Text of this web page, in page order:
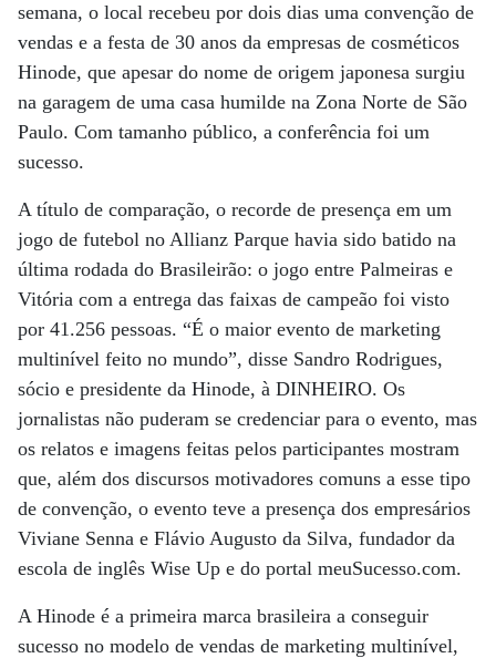
semana, o local recebeu por dois dias uma convenção de
vendas e a festa de 30 anos da empresas de cosméticos
Hinode, que apesar do nome de origem japonesa surgiu
na garagem de uma casa humilde na Zona Norte de São
Paulo. Com tamanho público, a conferência foi um
sucesso.
A título de comparação, o recorde de presença em um
jogo de futebol no Allianz Parque havia sido batido na
última rodada do Brasileirão: o jogo entre Palmeiras e
Vitória com a entrega das faixas de campeão foi visto
por 41.256 pessoas. “É o maior evento de marketing
multinível feito no mundo”, disse Sandro Rodrigues,
sócio e presidente da Hinode, à DINHEIRO. Os
jornalistas não puderam se credenciar para o evento, mas
os relatos e imagens feitas pelos participantes mostram
que, além dos discursos motivadores comuns a esse tipo
de convenção, o evento teve a presença dos empresários
Viviane Senna e Flávio Augusto da Silva, fundador da
escola de inglês Wise Up e do portal meuSucesso.com.
A Hinode é a primeira marca brasileira a conseguir
sucesso no modelo de vendas de marketing multinível,